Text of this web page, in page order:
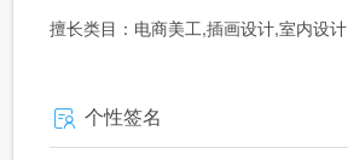
擅长类目：电商美工,插画设计,室内设计
个性签名